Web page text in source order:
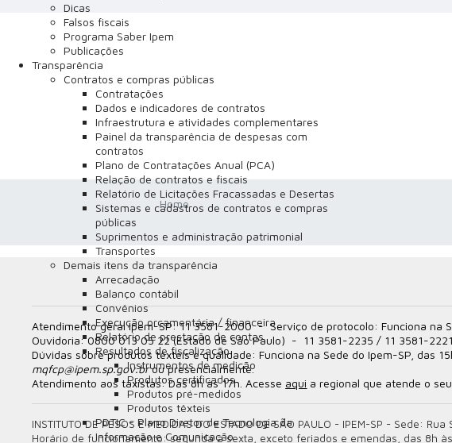
Dicas
Falsos fiscais
Programa Saber Ipem
Publicações
Transparência
Contratos e compras públicas
Contratações
Dados e indicadores de contratos
Infraestrutura e atividades complementares
Painel da transparência de despesas com
contratos
Plano de Contratações Anual (PCA)
Relação de contratos e fiscais
Relatório de Licitações Fracassadas e Desertas
Sistemas e cadastros de contratos e compras
públicas
Suprimentos e administração patrimonial
Transportes
Demais itens da transparência
Arrecadação
Balanço contábil
Convênios
Execução orçamentária / financeira
Relatório de prestação de contas
Resultados de fiscalização
Instrumentos de medição
Produtos certificados
Produtos pré-medidos
Produtos têxteis
PDTIC - Plano Diretor de Tecnologia da
Informação e Comunicação
Home
Atendimento geral Ipem-SP:11 3581-2000 - Serviço de protocolo: Funciona na
Ouvidoria:0800 013 05 22 (Estado de São Paulo) - 11 3581-2235 / 11 3581-
Dúvidas sobre produtos têxteis e qualidade: Funciona na Sede do Ipem-SP, das
mqfcp@ipem.sp.gov.brou presencialmente.
Atendimento aos taxistas:Das 8h às 17h. Acesse aqui a regional que atende o
INSTITUTO DE PESOS E MEDIDAS DO ESTADO DE SÃO PAULO - IPEM-SP - Sede: Rua
Horário de funcionamento: segunda a sexta, exceto feriados e emendas, das 8h